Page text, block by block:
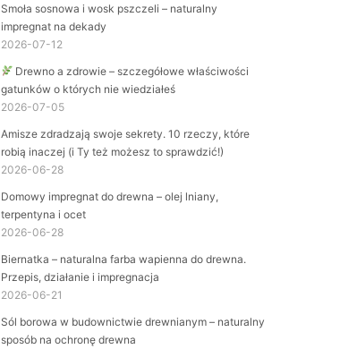
Smoła sosnowa i wosk pszczeli – naturalny
impregnat na dekady
2026-07-12
Drewno a zdrowie – szczegółowe właściwości
gatunków o których nie wiedziałeś
2026-07-05
Amisze zdradzają swoje sekrety. 10 rzeczy, które
robią inaczej (i Ty też możesz to sprawdzić!)
2026-06-28
Domowy impregnat do drewna – olej lniany,
terpentyna i ocet
2026-06-28
Biernatka – naturalna farba wapienna do drewna.
Przepis, działanie i impregnacja
2026-06-21
Sól borowa w budownictwie drewnianym – naturalny
sposób na ochronę drewna